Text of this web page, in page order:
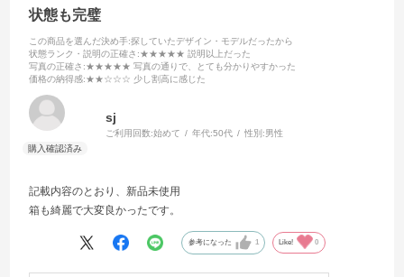
状態も完璧
この商品を選んだ決め手:探していたデザイン・モデルだったから
状態ランク・説明の正確さ :★★★★★ 説明以上だった
写真の正確さ :★★★★★ 写真の通りで、とても分かりやすかった
価格の納得感:★★☆☆☆ 少し割高に感じた
sj
ご利用回数:始めて 年代:50代 性別:男性
記載内容のとおり、新品未使用
箱も綺麗で大変良かったです。
参考になった 1 Like! 0